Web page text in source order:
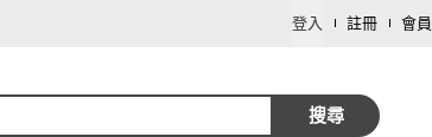
登入 註冊 會
搜尋